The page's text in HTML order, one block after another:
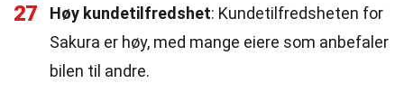
27 Høy kundetilfredshet: Kundetilfredsheten for
Sakura er høy, med mange eiere som anbefaler
bilen til andre.